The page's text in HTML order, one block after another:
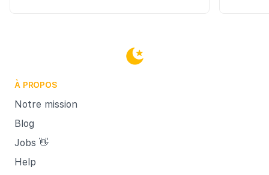
À PROPOS
Notre mission
Blog
Jobs 👋
Help